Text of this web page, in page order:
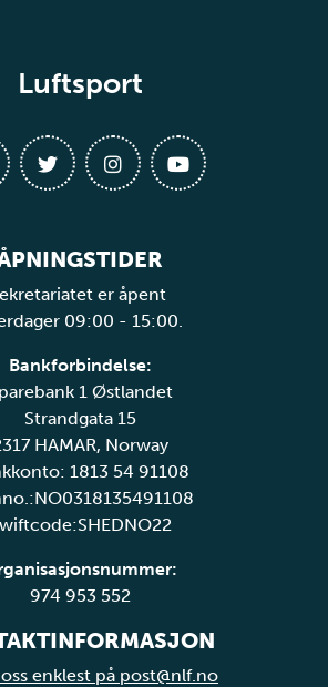
Luftsport
er åpent
09:00 - 15:00.
Bankforbindelse:
1 Østlandet
Strandgata 15
HAMAR, Norway
1813 54 91108
974 953 552
enklest på post@nlf.no